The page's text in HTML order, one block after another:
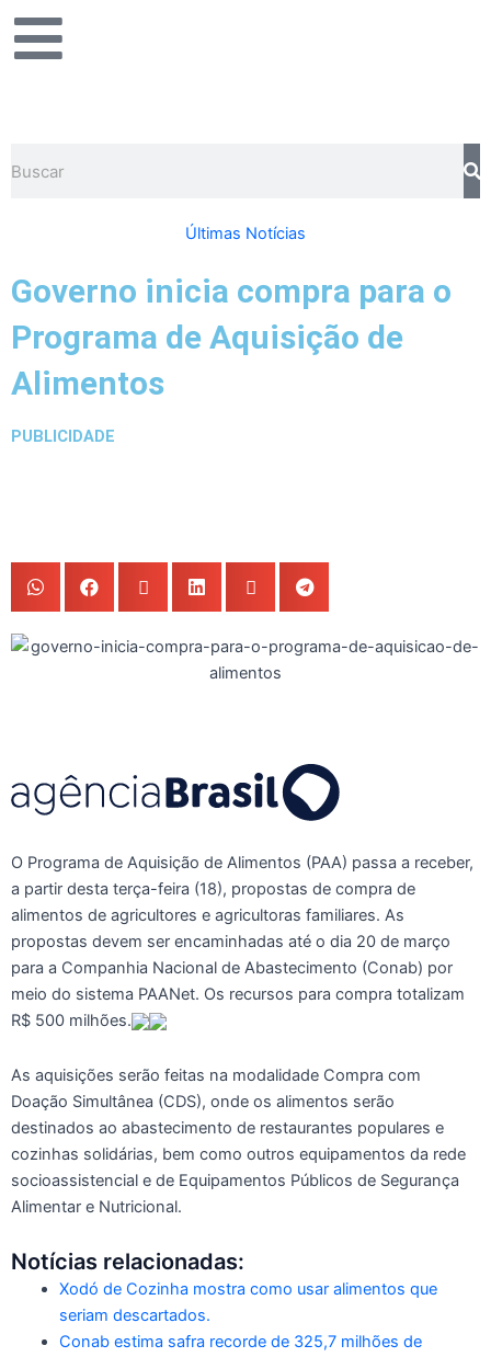
para
Últimas Notícias
Governo inicia compra para o
Programa de Aquisição de
Alimentos
PUBLICIDADE
O Programa de Aquisição de Alimentos (PAA) passa a receber,
a partir desta terça-feira (18), propostas de compra de
alimentos de agricultores e agricultoras familiares. As
propostas devem ser encaminhadas até o dia 20 de março
para a Companhia Nacional de Abastecimento (Conab) por
meio do sistema PAANet. Os recursos para compra totalizam
R$ 500 milhões.
As aquisições serão feitas na modalidade Compra com
Doação Simultânea (CDS), onde os alimentos serão
destinados ao abastecimento de restaurantes populares e
cozinhas solidárias, bem como outros equipamentos da rede
socioassistencial e de Equipamentos Públicos de Segurança
Alimentar e Nutricional.
Notícias relacionadas:
Xodó de Cozinha mostra como usar alimentos que
seriam descartados.
Conab estima safra recorde de 325,7 milhões de